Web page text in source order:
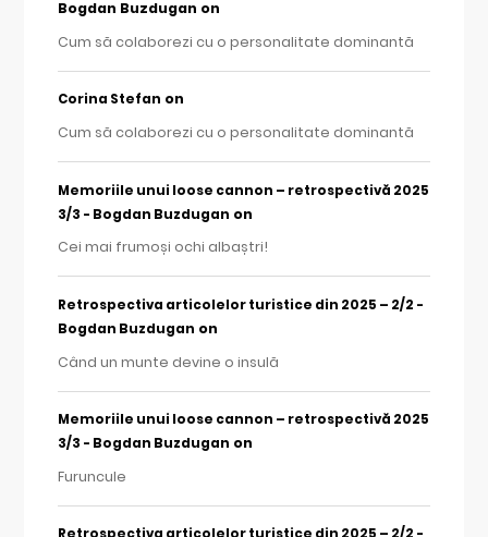
Bogdan Buzdugan on
Cum să colaborezi cu o personalitate dominantă
Corina Stefan on
Cum să colaborezi cu o personalitate dominantă
Memoriile unui loose cannon – retrospectivă 2025
3/3 - Bogdan Buzdugan on
Cei mai frumoși ochi albaștri!
Retrospectiva articolelor turistice din 2025 – 2/2 -
Bogdan Buzdugan on
Când un munte devine o insulă
Memoriile unui loose cannon – retrospectivă 2025
3/3 - Bogdan Buzdugan on
Furuncule